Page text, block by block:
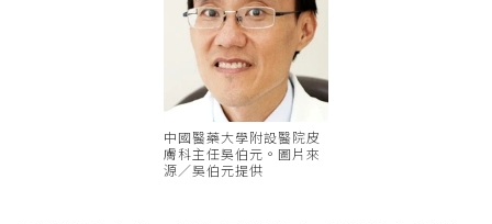
中國醫藥大學附設醫院皮
膚科主任吳伯元。圖片來
源／吳伯元提供